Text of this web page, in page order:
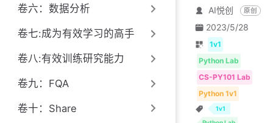
卷六：数据分析
卷七:成为有效学习的高手
卷八:有效训练研究能力
卷九：FQA
卷十：Share
AI悦创 原创
2023/5/28
1v1
Python Lab
CS-PY101 Lab
Python 1v1
1v1